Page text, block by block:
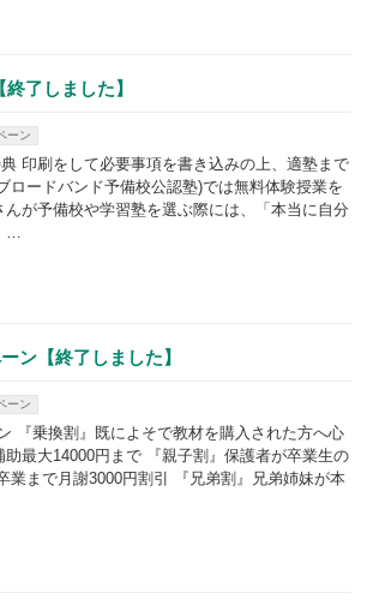
了しました】
ーン
印刷をして必要事項を書き込みの上、適塾まで
ロードバンド予備校公認塾)では無料体験授業を
が予備校や学習塾を選ぶ際には、「本当に自分
…
ン【終了しました】
ーン
『乗換割』既によそで教材を購入された方へ心
最大14000円まで 『親子割』保護者が卒業生の
業まで月謝3000円割引 『兄弟割』兄弟姉妹が本